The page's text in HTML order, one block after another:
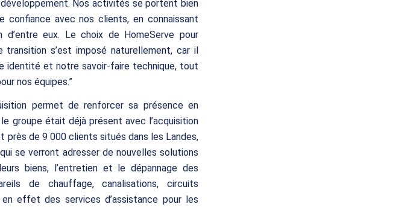
développement. Nos activités se portent bien
avec nos clients, en connaissant
d’entre eux. Le choix de HomeServe pour
transition s’est imposé naturellement, car il
identité et notre savoir-faire technique, tout
nos équipes.”
permet de renforcer sa présence en
groupe était déjà présent avec l’acquisition
près de 9 000 clients situés dans les Landes,
se verront adresser de nouvelles solutions
biens, l’entretien et le dépannage des
de chauffage, canalisations, circuits
effet des services d’assistance pour les